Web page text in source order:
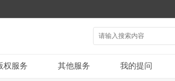
权服务 其他服务 我的提问